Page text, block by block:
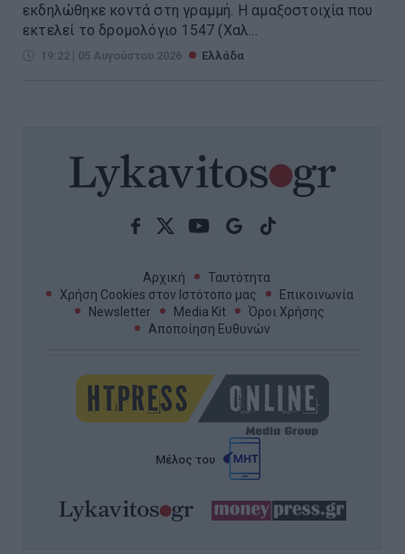
εκδηλώθηκε κοντά στη γραμμή. Η αμαξοστοιχία που
εκτελεί το δρομολόγιο 1547 (Χαλ...
19:22 | 05 Αυγούστου 2026 Ελλάδα
Αρχική
Ταυτότητα
Χρήση Cookies στον Ιστότοπο μας
Επικοινωνία
Newsletter
Media Kit
Όροι Χρήσης
Αποποίηση Ευθυνών
Μέλος του